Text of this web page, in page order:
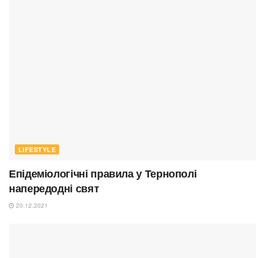
LIFESTYLE
Епідеміологічні правила у Тернополі
напередодні свят
20.12.2021